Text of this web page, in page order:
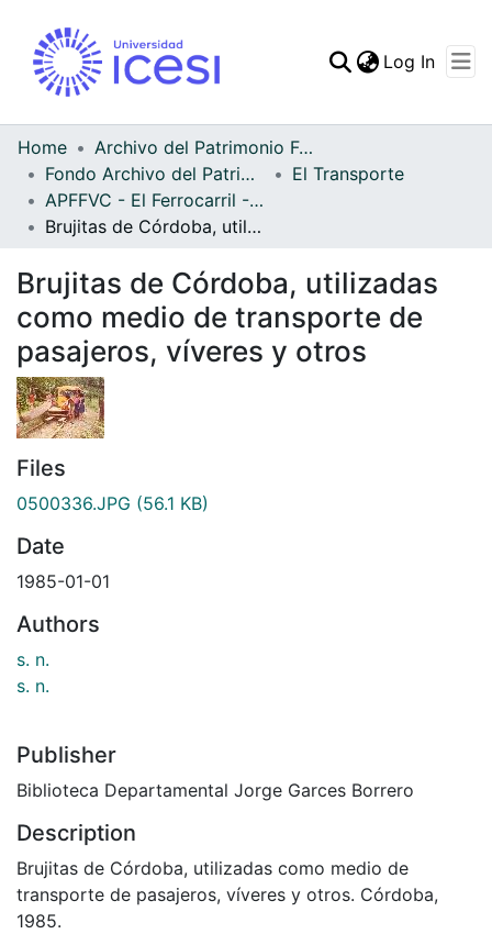
Statistics
Log In
Home
Archivo del Patrimonio Fotográfico y Fílmico del Valle del Cauca
Fondo Archivo del Patrimonio Fotográfico y Fílmico del Valle del Cauca
El Transporte
APFFVC - El Ferrocarril - Patrimonial
Brujitas de Córdoba, utilizadas como medio de transporte de pasajeros, víveres y otros
Brujitas de Córdoba, utilizadas
como medio de transporte de
pasajeros, víveres y otros
Files
0500336.JPG (56.1 KB)
Date
1985-01-01
Authors
s. n.
s. n.
Publisher
Biblioteca Departamental Jorge Garces Borrero
Description
Brujitas de Córdoba, utilizadas como medio de
transporte de pasajeros, víveres y otros. Córdoba,
1985.